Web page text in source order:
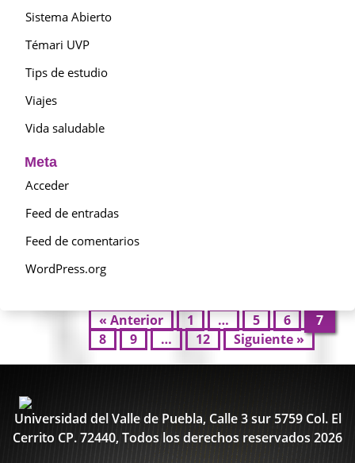
Sistema Abierto
Témari UVP
Tips de estudio
Viajes
Vida saludable
Meta
Acceder
Feed de entradas
Feed de comentarios
WordPress.org
« Anterior 1 … 5 6
7
8
9 … 12 Siguiente »
Universidad del Valle de Puebla, Calle 3 sur 5759 Col. El
Cerrito CP. 72440, Todos los derechos reservados 2026